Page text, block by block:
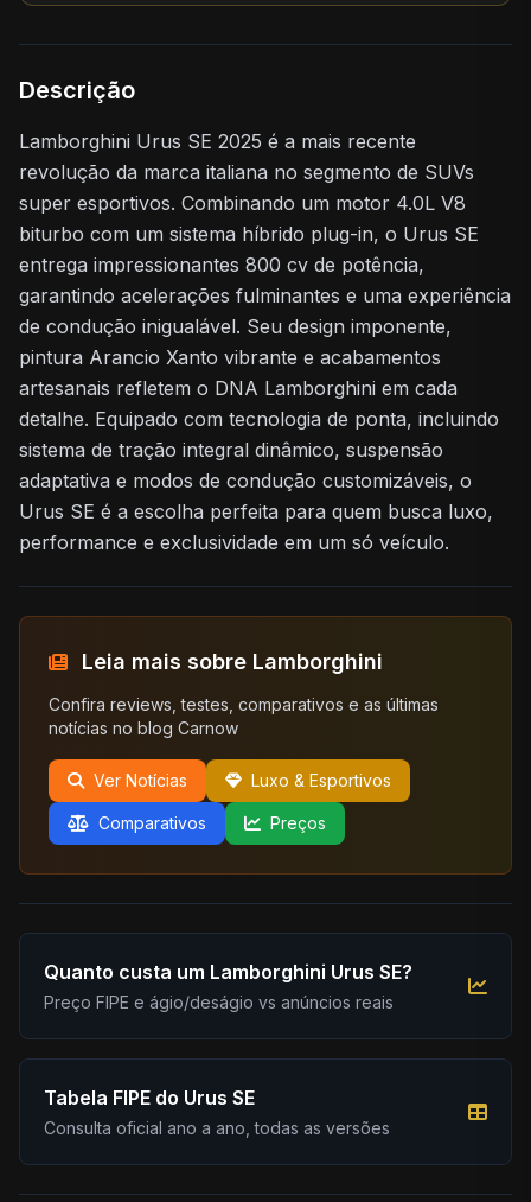
Descrição
Lamborghini Urus SE 2025 é a mais recente
revolução da marca italiana no segmento de SUVs
super esportivos. Combinando um motor 4.0L V8
biturbo com um sistema híbrido plug-in, o Urus SE
entrega impressionantes 800 cv de potência,
garantindo acelerações fulminantes e uma experiência
de condução inigualável. Seu design imponente,
pintura Arancio Xanto vibrante e acabamentos
artesanais refletem o DNA Lamborghini em cada
detalhe. Equipado com tecnologia de ponta, incluindo
sistema de tração integral dinâmico, suspensão
adaptativa e modos de condução customizáveis, o
Urus SE é a escolha perfeita para quem busca luxo,
performance e exclusividade em um só veículo.
Leia mais sobre Lamborghini
Confira reviews, testes, comparativos e as últimas
notícias no blog Carnow
Ver Notícias Luxo & Esportivos
Comparativos Preços
Quanto custa um Lamborghini Urus SE?
Preço FIPE e ágio/deságio vs anúncios reais
Tabela FIPE do Urus SE
Consulta oficial ano a ano, todas as versões